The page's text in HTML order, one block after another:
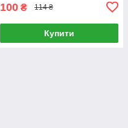
100 ₴ 114 ₴
Купити